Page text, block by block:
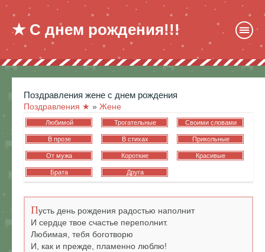
★ С днем рождения!!!
поздравления жене с днем рождения
Поздравления ★ » Жене
Любимой Трогательные Своими словами
В прозе В стихах Прикольные
От мужа Короткие Красивые
Брата Друга
Пусть день рождения радостью наполнит
И сердце твое счастье переполнит.
Любимая, тебя боготворю
И, как и прежде, пламенно люблю!